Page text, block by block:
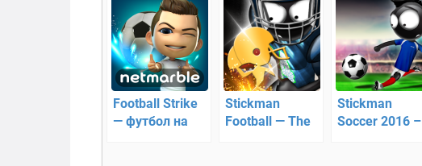
Football Strike
— футбол на
Stickman
Football — The
Stickman
Soccer 2016 –